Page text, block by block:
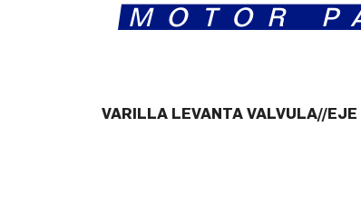
VARILLA LEVANTA VALVULA//